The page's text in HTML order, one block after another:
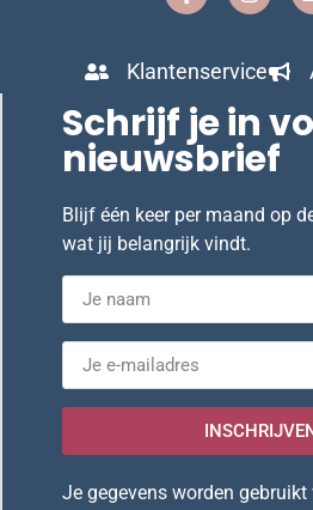
Klantenservice
Schrijf je in
nieuwsbrief
Blijf één keer per maand op
wat jij belangrijk vindt.
Je gegevens worden gebruikt